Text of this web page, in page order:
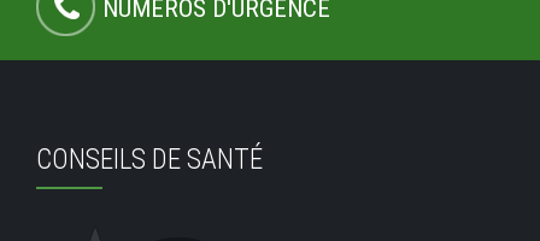
NUMÉROS D'URGENCE
CONSEILS DE SANTÉ